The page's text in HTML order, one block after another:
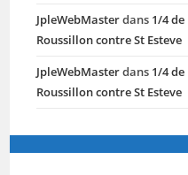
JpleWebMasterdans 1/4
Roussillon contre St Esteve
JpleWebMasterdans 1/4
Roussillon contre St Esteve